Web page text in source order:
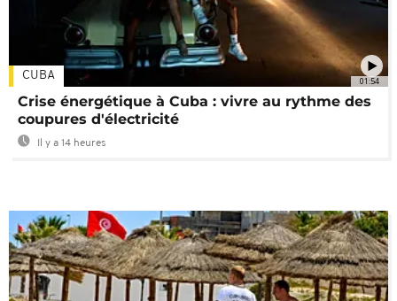
01:54
CUBA
Crise énergétique à Cuba : vivre au rythme des
coupures d'électricité
Il y a 14 heures